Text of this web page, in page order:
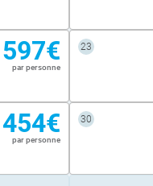
597€
par personne
23
454€
par personne
30